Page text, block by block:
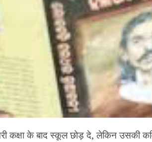
कक्षा के बाद स्कूल छोड़ दे, लेकिन उसकी